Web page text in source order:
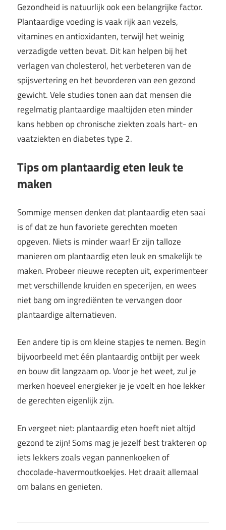
Gezondheid is natuurlijk ook een belangrijke factor.
Plantaardige voeding is vaak rijk aan vezels,
vitamines en antioxidanten, terwijl het weinig
verzadigde vetten bevat. Dit kan helpen bij het
verlagen van cholesterol, het verbeteren van de
spijsvertering en het bevorderen van een gezond
gewicht. Vele studies tonen aan dat mensen die
regelmatig plantaardige maaltijden eten minder
kans hebben op chronische ziekten zoals hart- en
vaatziekten en diabetes type 2.
Tips om plantaardig eten leuk te
maken
Sommige mensen denken dat plantaardig eten saai
is of dat ze hun favoriete gerechten moeten
opgeven. Niets is minder waar! Er zijn talloze
manieren om plantaardig eten leuk en smakelijk te
maken. Probeer nieuwe recepten uit, experimenteer
met verschillende kruiden en specerijen, en wees
niet bang om ingrediënten te vervangen door
plantaardige alternatieven.
Een andere tip is om kleine stapjes te nemen. Begin
bijvoorbeeld met één plantaardig ontbijt per week
en bouw dit langzaam op. Voor je het weet, zul je
merken hoeveel energieker je je voelt en hoe lekker
de gerechten eigenlijk zijn.
En vergeet niet: plantaardig eten hoeft niet altijd
gezond te zijn! Soms mag je jezelf best trakteren op
iets lekkers zoals vegan pannenkoeken of
chocolade-havermoutkoekjes. Het draait allemaal
om balans en genieten.